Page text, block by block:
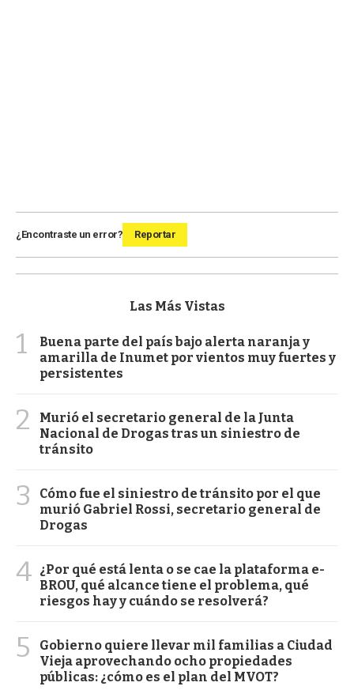
¿Encontraste un error? Reportar
Las Más Vistas
1
Buena parte del país bajo alerta naranja y
amarilla de Inumet por vientos muy fuertes y
persistentes
2
Murió el secretario general de la Junta
Nacional de Drogas tras un siniestro de
tránsito
3
Cómo fue el siniestro de tránsito por el que
murió Gabriel Rossi, secretario general de
Drogas
4 ¿Por qué está lenta o se cae la plataforma e-
BROU, qué alcance tiene el problema, qué
riesgos hay y cuándo se resolverá?
5
Gobierno quiere llevar mil familias a Ciudad
Vieja aprovechando ocho propiedades
públicas: ¿cómo es el plan del MVOT?